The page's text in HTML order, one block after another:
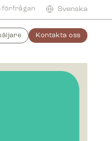
förfrågan Svenska
Kontakta oss